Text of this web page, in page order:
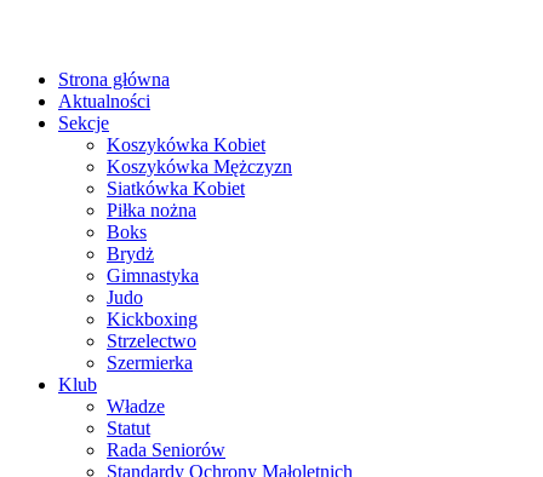
Strona główna
Aktualności
Sekcje
Koszykówka Kobiet
Koszykówka Mężczyzn
Siatkówka Kobiet
Piłka nożna
Boks
Brydż
Gimnastyka
Judo
Kickboxing
Strzelectwo
Szermierka
Klub
Władze
Statut
Rada Seniorów
Standardy Ochrony Małoletnich